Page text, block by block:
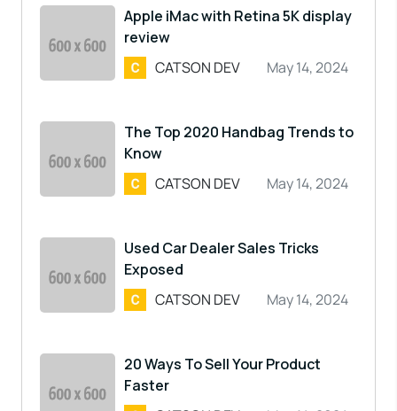
Apple iMac with Retina 5K display
review
CATSON DEV
May 14, 2024
The Top 2020 Handbag Trends to
Know
CATSON DEV
May 14, 2024
Used Car Dealer Sales Tricks
Exposed
CATSON DEV
May 14, 2024
20 Ways To Sell Your Product
Faster